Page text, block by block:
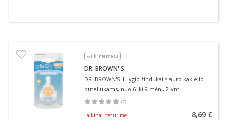
% tik internetu
DR. BROWN' S
DR. BROWN'S III lygio žindukai siauro kaklelio
buteliukams, nuo 6 iki 9 mėn., 2 vnt.
(7)
Vidutinis įvertinimas 5.00
Laikinai neturime 8,69 €